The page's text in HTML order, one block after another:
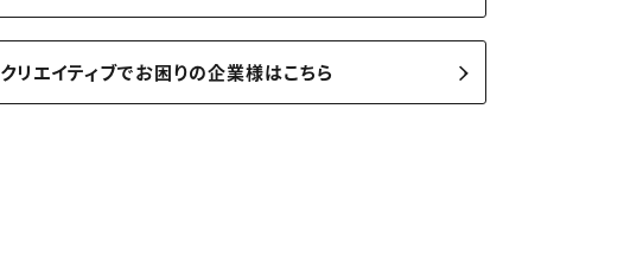
クリエイティブでお困りの企業様はこちら